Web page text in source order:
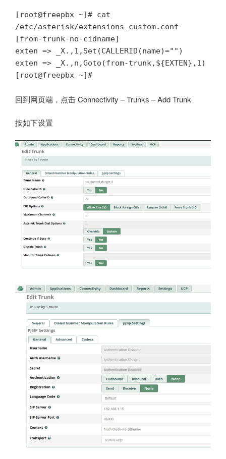
[root@freepbx ~]# cat
/etc/asterisk/extensions_custom.conf
[from-trunk-no-cidname]
exten => _X.,1,Set(CALLERID(name)="")
exten => _X.,n,Goto(from-trunk,${EXTEN},1)
回到网页端，点击 Connectivity – Trunks – Add Trunk
按如下设置